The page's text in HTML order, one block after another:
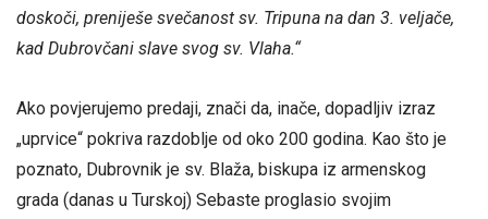
doskoči, preniješe svečanost sv. Tripuna na dan 3. veljače,
kad Dubrovčani slave svog sv. Vlaha.“
Ako povjerujemo predaji, znači da, inače, dopadljiv izraz
„uprvice“ pokriva razdoblje od oko 200 godina. Kao što je
poznato, Dubrovnik je sv. Blaža, biskupa iz armenskog
grada (danas u Turskoj) Sebaste proglasio svojim